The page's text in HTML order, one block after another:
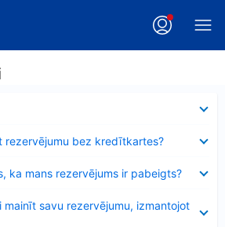
rezervējumu bez kredītkartes?
ka mans rezervējums ir pabeigts?
mainīt savu rezervējumu, izmantojot